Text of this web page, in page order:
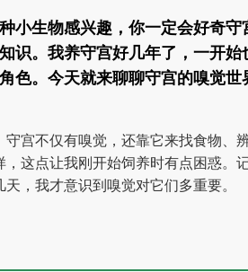
小生物感兴趣，你一定会好奇守
识。我养守宫好几年了，一开
色。今天就来聊聊守宫的嗅觉
宫不仅有嗅觉，还靠它来找食物、
这点让我刚开始饲养时有点困惑。
，我才意识到嗅觉对它们多重要。